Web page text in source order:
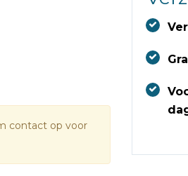
er onder andere
contact op voor